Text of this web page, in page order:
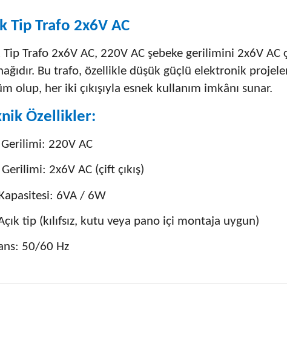
Tip Trafo 2x6V AC
Tip Trafo 2x6V AC, 220V AC şebeke gerilimini 2x6V
Bu trafo, özellikle düşük güçlü elektronik
olup, her iki çıkışıyla esnek kullanım imkânı sunar.
Özellikler:
220V AC
Gerilimi: 2x6V AC (çift çıkış)
6VA / 6W
tip (kılıfsız, kutu veya pano içi montaja uygun)
50/60 Hz